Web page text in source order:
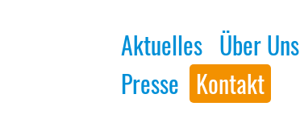
Aktuelles Über Uns
Presse Kontakt